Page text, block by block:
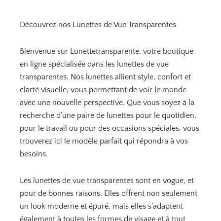
i
i
t
i
a
l
é
t
a
7
,
a
t
u
e
l
e
s
t
0
Découvrez nos Lunettes de Vue Transparentes
Bienvenue sur Lunettetransparente, votre boutique
en ligne spécialisée dans les lunettes de vue
transparentes. Nos lunettes allient style, confort et
clarté visuelle, vous permettant de voir le monde
avec une nouvelle perspective. Que vous soyez à la
recherche d’une paire de lunettes pour le quotidien,
pour le travail ou pour des occasions spéciales, vous
trouverez ici le modèle parfait qui répondra à vos
besoins.
Les lunettes de vue transparentes sont en vogue, et
pour de bonnes raisons. Elles offrent non seulement
un look moderne et épuré, mais elles s’adaptent
également à toutes les formes de visage et à tout